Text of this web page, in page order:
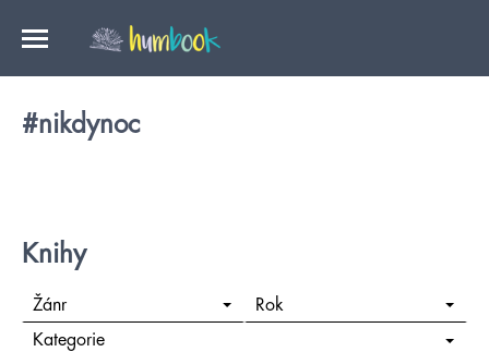
#nikdynoc
Knihy
Žánr Rok
Kategorie